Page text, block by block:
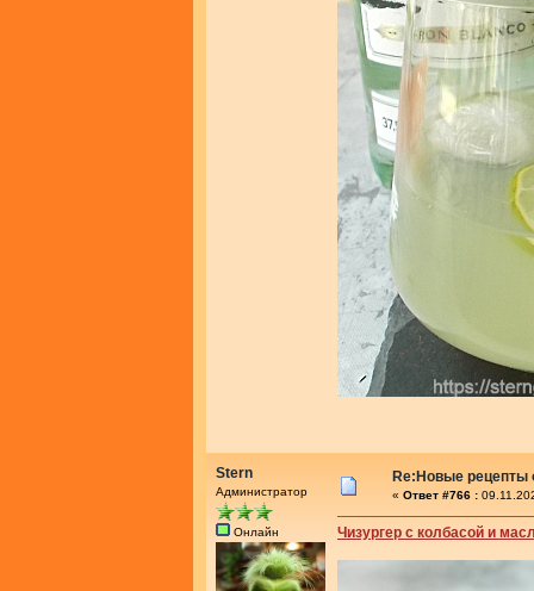
Stern
Администратор
Онлайн
Re:Новые рецепты
« Ответ #766 :
Чизургер с колбасой и